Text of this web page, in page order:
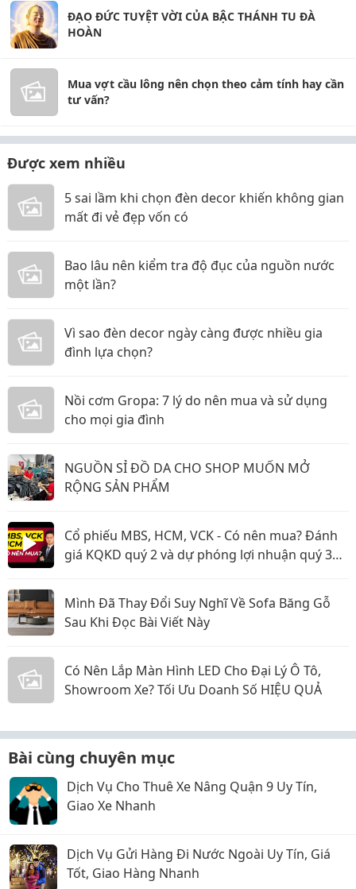
ĐẠO ĐỨC TUYỆT VỜI CỦA BẬC THÁNH TU ĐÀ
HOÀN
Mua vợt cầu lông nên chọn theo cảm tính hay cần
tư vấn?
Được xem nhiều
5 sai lầm khi chọn đèn decor khiến không gian
mất đi vẻ đẹp vốn có
Bao lâu nên kiểm tra độ đục của nguồn nước
một lần?
Vì sao đèn decor ngày càng được nhiều gia
đình lựa chọn?
Nồi cơm Gropa: 7 lý do nên mua và sử dụng
cho mọi gia đình
NGUỒN SỈ ĐỒ DA CHO SHOP MUỐN MỞ
RỘNG SẢN PHẨM
Cổ phiếu MBS, HCM, VCK - Có nên mua? Đánh
giá KQKD quý 2 và dự phóng lợi nhuận quý 3
Mình Đã Thay Đổi Suy Nghĩ Về Sofa Băng Gỗ
Sau Khi Đọc Bài Viết Này
Có Nên Lắp Màn Hình LED Cho Đại Lý Ô Tô,
Showroom Xe? Tối Ưu Doanh Số HIỆU QUẢ
Bài cùng chuyên mục
Dịch Vụ Cho Thuê Xe Nâng Quận 9 Uy Tín,
Giao Xe Nhanh
Dịch Vụ Gửi Hàng Đi Nước Ngoài Uy Tín, Giá
Tốt, Giao Hàng Nhanh